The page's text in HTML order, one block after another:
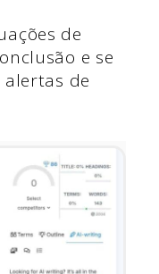
de
e se
de